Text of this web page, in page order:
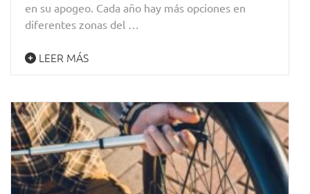
en su apogeo. Cada año hay más opciones en
diferentes zonas del …
LEER MÁS